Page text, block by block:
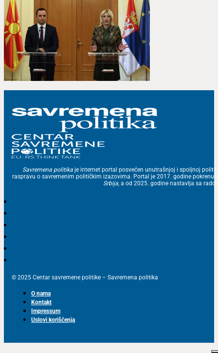
Savremena politika je internet portal posvećen unutrašnjoj i spoljnoj
raspravu o savremenim političkim izazovima. Portal je 2017. godine
Srbija, a od 2025. godine nastavlja sa
© 2025 Centar savremene politike – Savremena politika
O nama
Kontakt
Impressum
Uslovi korišćenja